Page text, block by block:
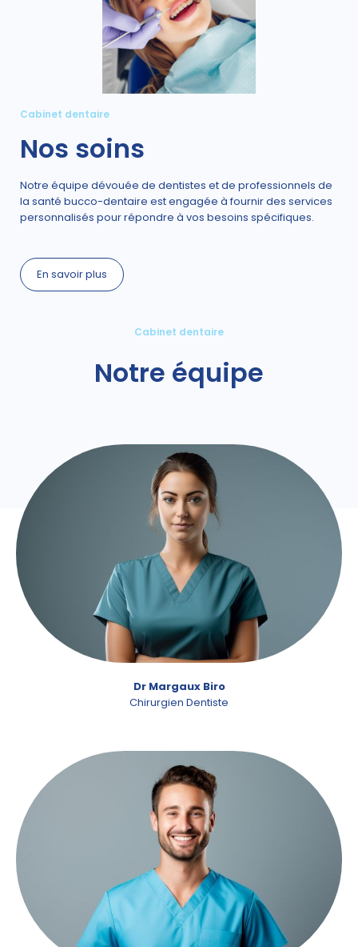
Cabinet dentaire
Nos soins
Notre équipe dévouée de dentistes et de professionnels de
la santé bucco-dentaire est engagée à fournir des services
personnalisés pour répondre à vos besoins spécifiques.
En savoir plus
Cabinet dentaire
Notre équipe
Dr Margaux Biro
Chirurgien Dentiste